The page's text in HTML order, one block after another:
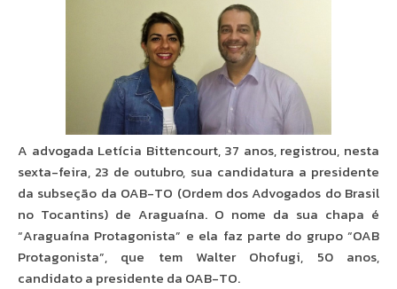
A advogada Letícia Bittencourt, 37 anos, registrou, nesta
sexta-feira, 23 de outubro, sua candidatura a presidente
da subseção da OAB-TO (Ordem dos Advogados do Brasil
no Tocantins) de Araguaína. O nome da sua chapa é
“Araguaína Protagonista” e ela faz parte do grupo “OAB
Protagonista”, que tem Walter Ohofugi, 50 anos,
candidato a presidente da OAB-TO.